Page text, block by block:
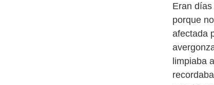
Eran días
porque
afectada
limpiaba